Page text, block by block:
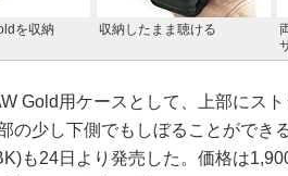
を収納 収納したまま聴ける
Gold用ケースとして、上部にス
の少し下側でもしぼることができ
も24日より発売した。価格は